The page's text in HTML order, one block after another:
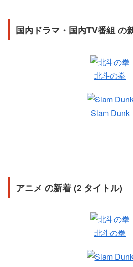
国内ドラマ・国内TV番組 の
北斗の拳
Slam Dunk
アニメ の新着 (2 タイトル)
北斗の拳